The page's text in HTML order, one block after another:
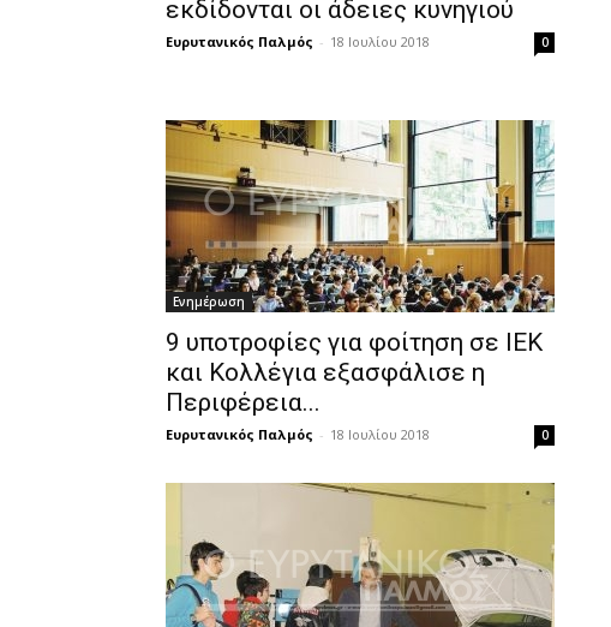
εκδίδονται οι άδειες κυνηγιού
Ευρυτανικός Παλμός - 18 Ιουλίου 2018 0
Ενημέρωση
9 υποτροφίες για φοίτηση σε ΙΕΚ
και Κολλέγια εξασφάλισε η
Περιφέρεια...
Ευρυτανικός Παλμός - 18 Ιουλίου 2018 0